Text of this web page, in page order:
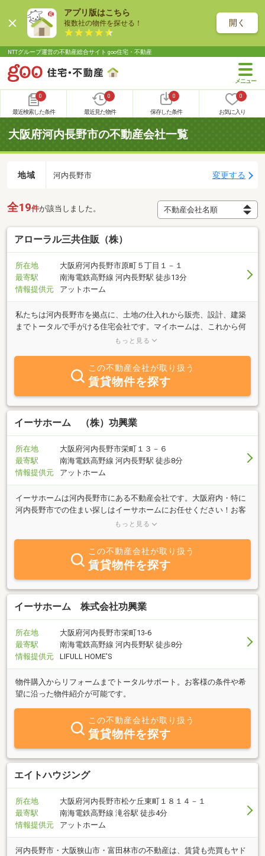
アプリ版はこちら
複数社の物件を探せる！ 開く
NTTグループ運営の不動産総合サイト goo住宅・不動産
0
最近検索した条件
0
最近見た物件
0
保存した条件
0
お気に入り
大阪府河内長野市の不動産会社一覧
地域 河内長野市 変更する
全19件が該当しました。
アローラル三共住販（株）
所在地
大阪府河内長野市原町５丁目１－１
最寄駅
南海電鉄高野線 河内長野駅 徒歩13分
情報提供元
アットホーム
私たちは河内長野市を拠点に、土地の仕入れから販売、設計、建築
までトータルで手がける住宅会社です。マイホームは、これから何
十年と暮らしていく大切な場所。だからこそ、建てて終わりではな
まいの性能にもこだわり、「高気密・高断熱・高耐震・高耐久」を
ベースに、安心して長く暮らせる家づくりを行っています。自社ブ
ランド「アローラホーム」は、グループ会社である（株）アローラ
が設計・施工・アフターまで一貫してサポート。さまざまなライフ
スタイルに合う住まいを日々追求しています。ショールームやスキ
ップフロアのモデルハウスもご見学いただけます。河内長野市にお
もっと見る
この不動産会社が取り扱う
賃貸物件を探す
イーサホーム （株）功興業
所在地
大阪府河内長野市栄町１３－６
最寄駅
南海電鉄高野線 河内長野駅 徒歩8分
情報提供元
アットホーム
イーサホームは河内長野市にある不動産会社です。大阪府内・特に
河内長野市での住まい探しはイーサホームにお任せください！お客
様の希望にあった物件を親身になってお探しします。不動産のこと
皆様からのお問合せ心よりお待ちしております。
もっと見る
この不動産会社が取り扱う
賃貸物件を探す
イーサホーム 株式会社功興業
所在地
大阪府河内長野市栄町13-6
最寄駅
南海電鉄高野線 河内長野駅 徒歩8分
情報提供元
LIFULL HOME'S
物件購入からリフォームまでトータルサポート。お客様の条件や希
望に沿った物件紹介が可能です。
この不動産会社が取り扱う
賃貸物件を探す
エイトハウジング
所在地
大阪府河内長野市松ケ丘東町１８１４－１
最寄駅
南海電鉄高野線 滝谷駅 徒歩4分
情報提供元
アットホーム
河内長野市・大阪狭山市・富田林市の不動産は、賃貸も売買もヤド